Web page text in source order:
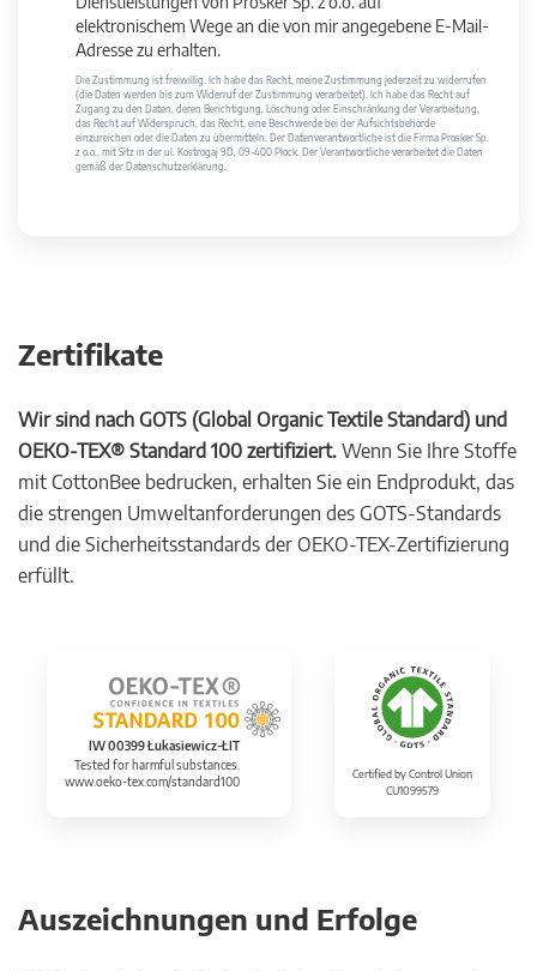
elektronischem Wege an die von mir angegebene E-Mail-
Adresse zu erhalten.
Die Zustimmung ist freiwillig. Ich habe das Recht, meine Zustimmung jederzeit zu widerrufen
(die Daten werden bis zum Widerruf der Zustimmung verarbeitet). Ich habe das Recht auf
Zugang zu den Daten, deren Berichtigung, Löschung oder Einschränkung der Verarbeitung,
das Recht auf Widerspruch, das Recht, eine Beschwerde bei der Aufsichtsbehörde
einzureichen oder die Daten zu übermitteln. Der Datenverantwortliche ist die Firma Prosker Sp.
z o.o., mit Sitz in der ul. Kostrogaj 9D, 09-400 Płock. Der Verantwortliche verarbeitet die Daten
gemäß der Datenschutzerklärung.
Zertifikate
Wir sind nach GOTS (Global Organic Textile Standard) und
OEKO-TEX® Standard 100 zertifiziert. Wenn Sie Ihre Stoffe
mit CottonBee bedrucken, erhalten Sie ein Endprodukt, das
die strengen Umweltanforderungen des GOTS-Standards
und die Sicherheitsstandards der OEKO-TEX-Zertifizierung
erfüllt.
IW 00399 Łukasiewicz-ŁIT
Tested for harmful substances.
www.oeko-tex.com/standard100
Certified by Control Union
CU1099579
Auszeichnungen und Erfolge